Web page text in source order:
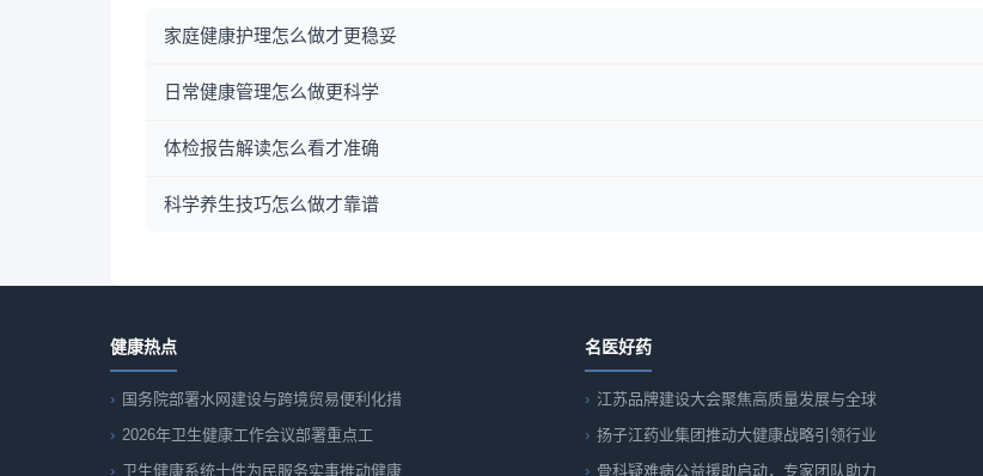
家庭健康护理怎么做才更稳妥
日常健康管理怎么做更科学
体检报告解读怎么看才准确
科学养生技巧怎么做才靠谱
健康热点
国务院部署水网建设与跨境贸易便利化措
2026年卫生健康工作会议部署重点工
卫生健康系统十件为民服务实事推动健康
名医好药
江苏品牌建设大会聚焦高质量发展与全球
扬子江药业集团推动大健康战略引领行业
骨科疑难病公益援助启动，专家团队助力